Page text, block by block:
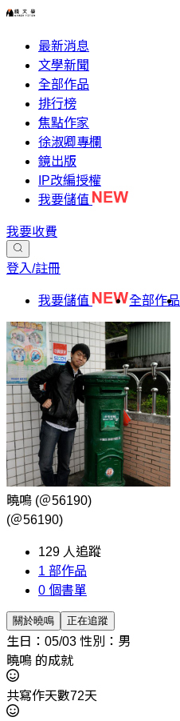
最新消息
文學新聞
全部作品
排行榜
焦點作家
徐淑卿專欄
鏡出版
IP改編授權
我要儲值
我要收費
登入/註冊
我要儲值 全部作品
曉鳴 (＠56190)
(＠56190)
129 人追蹤
1 部作品
0 個書單
關於曉鳴 正在追蹤
生日：05/03 性別：男
曉鳴 的成就
共寫作天數72天